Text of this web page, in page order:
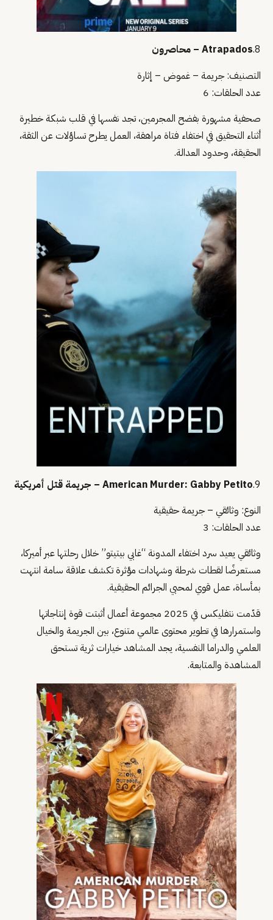
8.Atrapados – محاصرون
التصنيف: جريمة – غموض – إثارة
عدد الحلقات: 6
صحفية مشهورة بفضح المجرمين، تجد نفسها في قلب شبكة خطيرة
أثناء التحقيق في اختفاء فتاة مراهقة، العمل يطرح تساؤلات عن الثقة،
الحقيقة، وحدود العدالة.
9.American Murder: Gabby Petito – جريمة قتل أمريكية
النوع: وثائقي – جريمة حقيقية
عدد الحلقات: 3
وثائقي يعيد سرد اختفاء المدونة “غابي بيتيتو” خلال رحلتها عبر أميركا،
مستعرضًا لقطات شرطة وشهادات مؤثرة تكشف علاقة سامة انتهت
بمأساة، عمل قوي لمحبي الجرائم الحقيقية.
قدّمت نتفليكس في 2025 مجموعة أعمال أثبتت قوة إنتاجاتها
واستمرارها في تطوير محتوى عالمي متنوع، بين الجريمة والخيال
العلمي والدراما النفسية، يجد المشاهد خيارات ثرية تستحق
المشاهدة والمتابعة.